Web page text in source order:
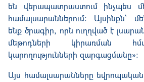
են վերապատրաստում ինչպես
համալսարաններում: Այսինքն՝
ենք ծրագիր, որն ուղղված է
մեթոդների կիրառման
կարողությունների զարգացմանը»։
Այս համալսարանները եվրոպական